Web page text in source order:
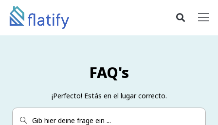
FAQ's
¡Perfecto! Estás en el lugar correcto.